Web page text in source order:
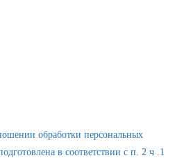
обработки персональных
в соответствии с п. 2 ч .1